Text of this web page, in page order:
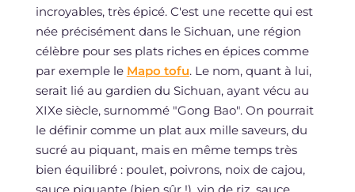
incroyables, très épicé. C'est une recette qui est
née précisément dans le Sichuan, une région
célèbre pour ses plats riches en épices comme
par exemple le Mapo tofu. Le nom, quant à lui,
serait lié au gardien du Sichuan, ayant vécu au
XIXe siècle, surnommé "Gong Bao". On pourrait
le définir comme un plat aux mille saveurs, du
sucré au piquant, mais en même temps très
bien équilibré : poulet, poivrons, noix de cajou,
sauce piquante (bien sûr !), vin de riz, sauce